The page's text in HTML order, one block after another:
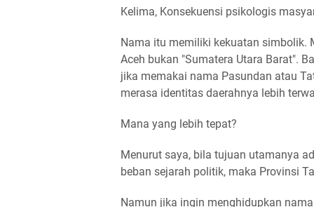
Kelima, Konsekuensi psikologis
Nama itu memiliki kekuatan simbolik.
Aceh bukan "Sumatera Utara Barat".
jika memakai nama Pasundan atau
merasa identitas daerahnya lebih
Mana yang lebih tepat?
Menurut saya, bila tujuan utamanya
beban sejarah politik, maka Provinsi
Namun jika ingin menghidupkan